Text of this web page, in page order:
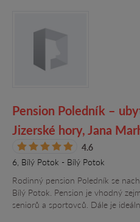
Pension Poledník –
Jizerské hory, Jana
4.6
6, Bílý Potok - Bílý Potok
Rodinný pension Poledník se
Bílý Potok. Pension je vhodný
seniorů a sportovců. Dále je